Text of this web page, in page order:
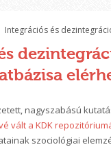
Integrációs és
nagyszabású
vált a KDK
szociológiai